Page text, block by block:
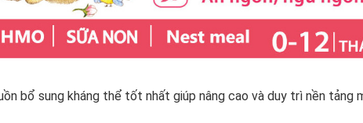
bổ sung kháng thể tốt nhất giúp nâng cao và duy trì nền tảng